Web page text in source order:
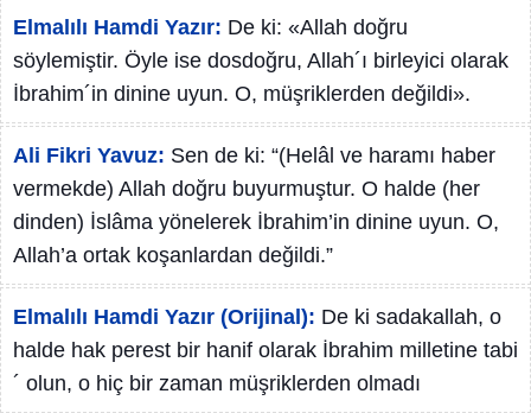
Elmalılı Hamdi Yazır: De ki: «Allah doğru
söylemiştir. Öyle ise dosdoğru, Allah´ı birleyici olarak
İbrahim´in dinine uyun. O, müşriklerden değildi».
Ali Fikri Yavuz: Sen de ki: “(Helâl ve haramı haber
vermekde) Allah doğru buyurmuştur. O halde (her
dinden) İslâma yönelerek İbrahim’in dinine uyun. O,
Allah’a ortak koşanlardan değildi.”
Elmalılı Hamdi Yazır (Orijinal): De ki sadakallah, o
halde hak perest bir hanif olarak İbrahim milletine tabi
´ olun, o hiç bir zaman müşriklerden olmadı